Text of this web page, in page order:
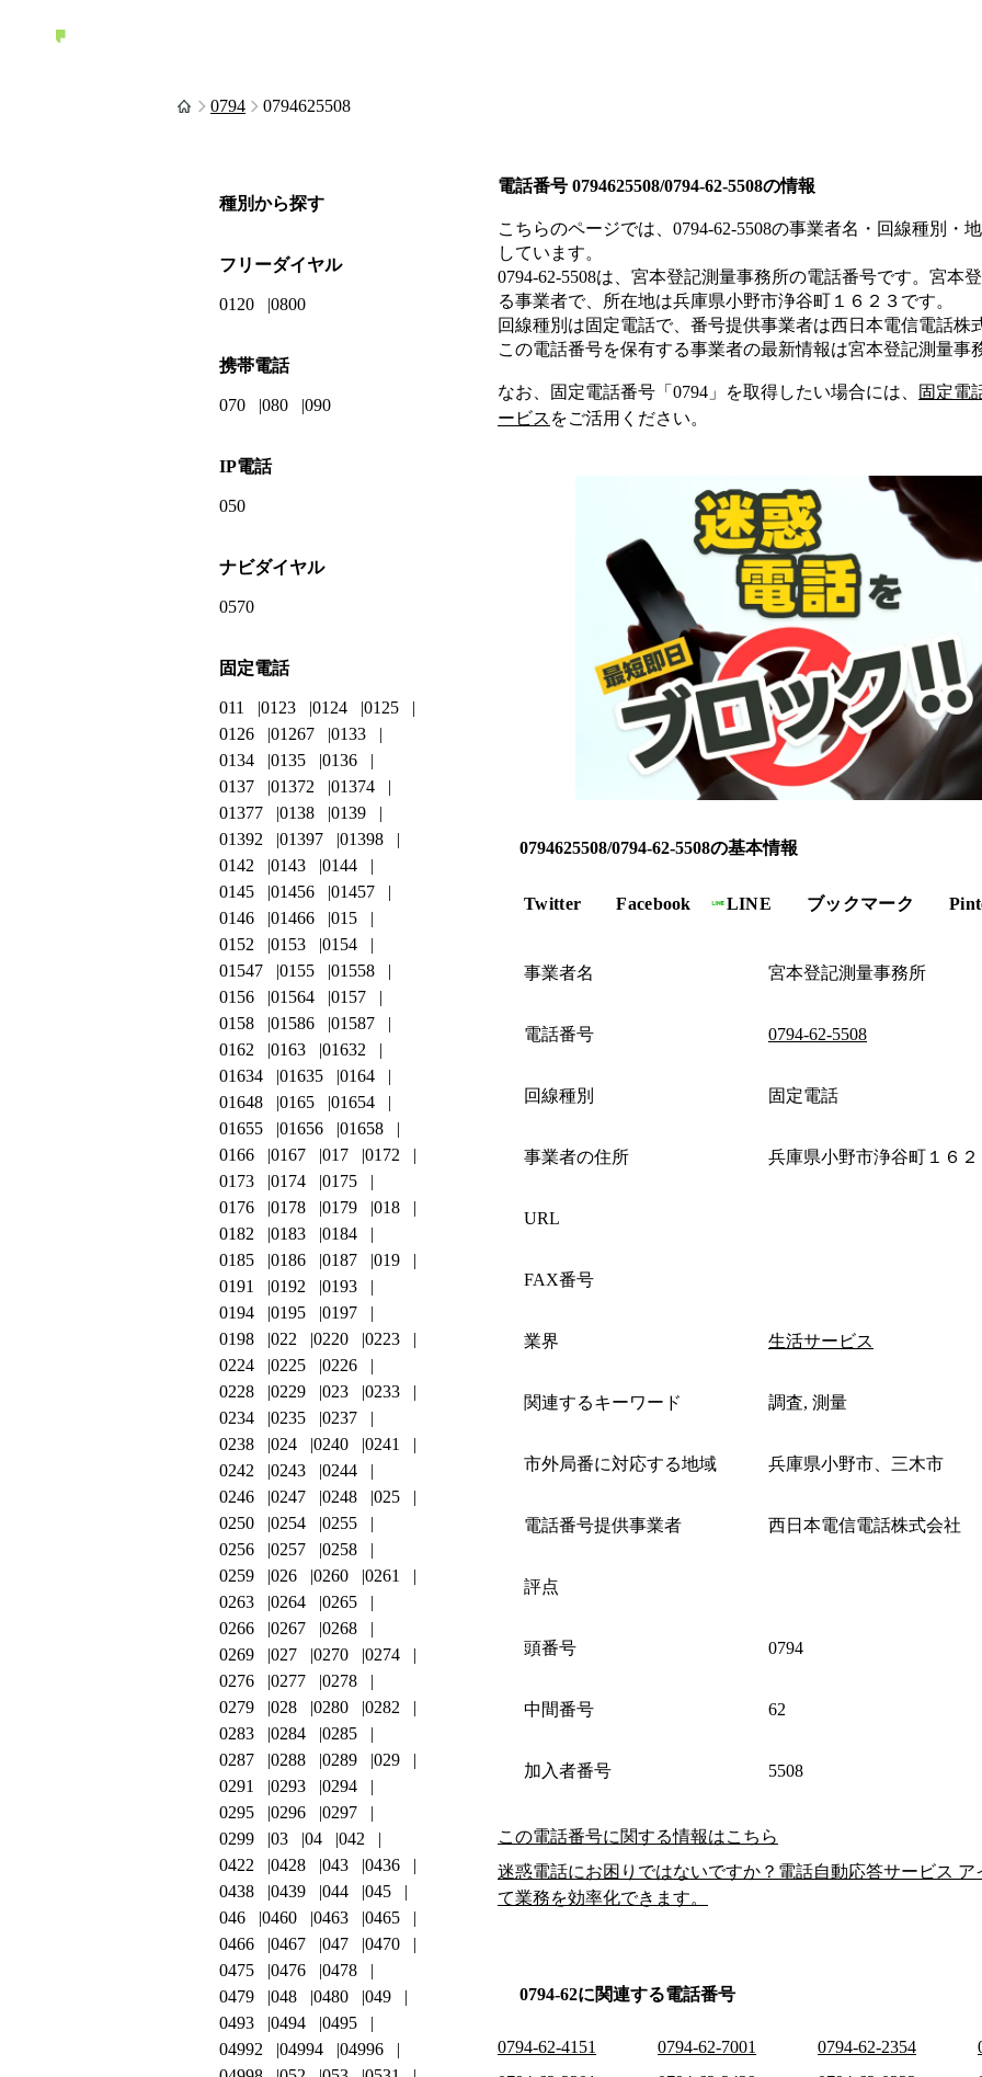
0794 0794625508
電話番号 0794625508/0794-62-5508の情報
こちらのページでは、 0794-62-5508の事業者名・回線種別・
しています。
0794-62-5508は、 宮本登記測量事務所の電話番号です。 宮本
る事業者で、所在地は兵庫県小野市浄谷町１６２３ です。
回線種別は固定電話で、番号提供事業者は西日本電信電話株
この電話番号を保有する事業者の最新情報は宮本登記測量事
なお、固定電話番号「 0794 」を取得したい場合には、
固定電
ービス をご活用ください。
0794625508/0794-62-5508の基本情報
Twitter Facebook LINE ブックマーク
事業者名 宮本登記測量事務所
電話番号 0794-62-5508
回線種別 固定電話
事業者の住所 兵庫県小野市浄谷町１６２
URL
FAX番号
業界 生活サービス
関連するキーワード 調査, 測量
市外局番に対応する地域 兵庫県小野市、三木市
電話番号提供事業者 西日本電信電話株式会社
評点
頭番号 0794
中間番号 62
加入者番号 5508
この電話番号に関する情報はこちら
迷惑電話にお困りではないですか？電話自動応答サービス
て業務を効率化できます。
0794-62に関連する電話番号
0794-62-4151 0794-62-7001 0794-62-2354
種別から探す
フリーダイヤル
0120 0800
携帯電話
070 080 090
IP電話
050
ナビダイヤル
0570
固定電話
011 0123 0124
0125
0126
01267
0133
0134
0135
0136
0137
01372
01374
01377
0138
0139
01392
01397
01398
0142
0143
0144
0145
01456
01457
0146
01466
015
0152
0153
0154
01547
0155
01558
0156
01564
0157
0158
01586
01587
0162
0163
01632
01634
01635
0164
01648
0165
01654
01655
01656
01658
0166
0167 017
0172
0173
0174
0175
0176
0178 0179
018
0182
0183
0184
0185
0186 0187
019
0191
0192
0193
0194
0195
0197
0198
022 0220
0223
0224
0225
0226
0228
0229 023
0233
0234
0235
0237
0238
024 0240
0241
0242
0243
0244
0246
0247 0248
025
0250
0254
0255
0256
0257
0258
0259
026 0260
0261
0263
0264
0265
0266
0267
0268
0269
027 0270
0274
0276
0277
0278
0279
028 0280
0282
0283
0284
0285
0287
0288 0289
029
0291
0293
0294
0295
0296
0297
0299
03 04
042
0422
0428 043
0436
0438
0439 044
045
046
0460 0463
0465
0466
0467 047
0470
0475
0476
0478
0479
048 0480
049
0493
0494
0495
04992
04994
04996